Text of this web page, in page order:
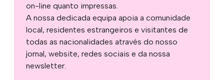
on-line quanto impressas.
A nossa dedicada equipa apoia a comunidade
local, residentes estrangeiros e visitantes de
todas as nacionalidades através do nosso
jornal, website, redes sociais e da nossa
newsletter.